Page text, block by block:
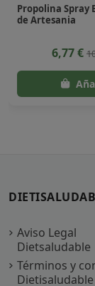
Propolina Spray
de Artesania
6,77 €
Aviso Legal
Dietsaludable
Términos y
Dietisaludable